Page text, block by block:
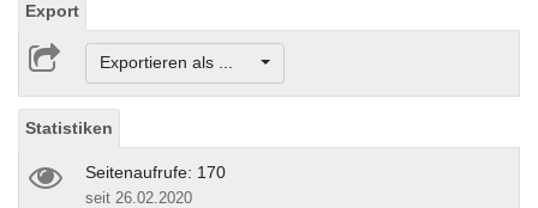
Export
Exportieren als ...
Statistiken
Seitenaufrufe: 170
seit 26.02.2020